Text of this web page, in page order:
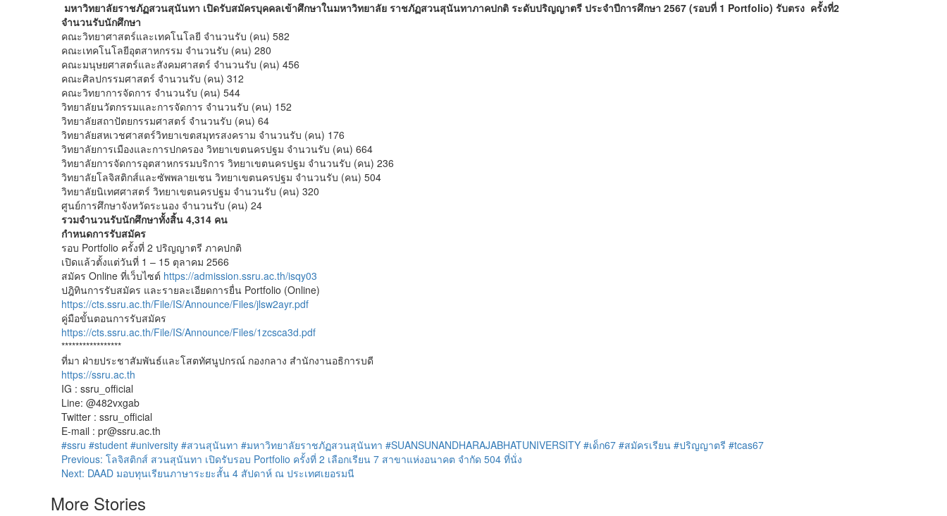
มหาวิทยาลัยราชภัฏสวนสุนันทา เปิดรับสมัครบุคคลเข้าศึกษาในมหาวิทยาลัย ราชภัฏสวนสุนันทาภาคปกติ ระดับปริญญาตรี ประจำปีการศึกษา 2567 (รอบที่ 1 Portfolio) รับตรง ครั้งที่2
จำนวนรับนักศึกษา
คณะวิทยาศาสตร์และเทคโนโลยี จำนวนรับ (คน) 582
คณะเทคโนโลยีอุตสาหกรรม จำนวนรับ (คน) 280
คณะมนุษยศาสตร์และสังคมศาสตร์ จำนวนรับ (คน) 456
คณะศิลปกรรมศาสตร์ จำนวนรับ (คน) 312
คณะวิทยาการจัดการ จำนวนรับ (คน) 544
วิทยาลัยนวัตกรรมและการจัดการ จำนวนรับ (คน) 152
วิทยาลัยสถาปัตยกรรมศาสตร์ จำนวนรับ (คน) 64
วิทยาลัยสหเวชศาสตร์วิทยาเขตสมุทรสงคราม จำนวนรับ (คน) 176
วิทยาลัยการเมืองและการปกครอง วิทยาเขตนครปฐม จำนวนรับ (คน) 664
วิทยาลัยการจัดการอุตสาหกรรมบริการ วิทยาเขตนครปฐม จำนวนรับ (คน) 236
วิทยาลัยโลจิสติกส์และซัพพลายเชน วิทยาเขตนครปฐม จำนวนรับ (คน) 504
วิทยาลัยนิเทศศาสตร์ วิทยาเขตนครปฐม จำนวนรับ (คน) 320
ศูนย์การศึกษาจังหวัดระนอง จำนวนรับ (คน) 24
รวมจำนวนรับนักศึกษาทั้งสิ้น 4,314 คน
กำหนดการรับสมัคร
รอบ Portfolio ครั้งที่ 2 ปริญญาตรี ภาคปกติ
เปิดแล้วตั้งแต่วันที่ 1 – 15 ตุลาคม 2566
สมัคร Online ที่เว็บไซต์ https://admission.ssru.ac.th/isqy03
ปฎิทินการรับสมัคร และรายละเอียดการยื่น Portfolio (Online)
https://cts.ssru.ac.th/File/IS/Announce/Files/jlsw2ayr.pdf
คู่มือขั้นตอนการรับสมัคร
https://cts.ssru.ac.th/File/IS/Announce/Files/1zcsca3d.pdf
*****************
ที่มา ฝ่ายประชาสัมพันธ์และโสตทัศนูปกรณ์ กองกลาง สำนักงานอธิการบดี
https://ssru.ac.th
IG : ssru_official
Line: @482vxgab
Twitter : ssru_official
E-mail : pr@ssru.ac.th
#ssru #student #university #สวนสุนันทา #มหาวิทยาลัยราชภัฏสวนสุนันทา #SUANSUNANDHARAJABHATUNIVERSITY #เด็ก67 #สมัครเรียน #ปริญญาตรี #tcas67
Post
navigation
Previous: โลจิสติกส์ สวนสุนันทา เปิดรับรอบ Portfolio ครั้งที่ 2 เลือกเรียน 7 สาขาแห่งอนาคต จำกัด 504 ที่นั่ง
Next: DAAD มอบทุนเรียนภาษาระยะสั้น 4 สัปดาห์ ณ ประเทศเยอรมนี
More Stories